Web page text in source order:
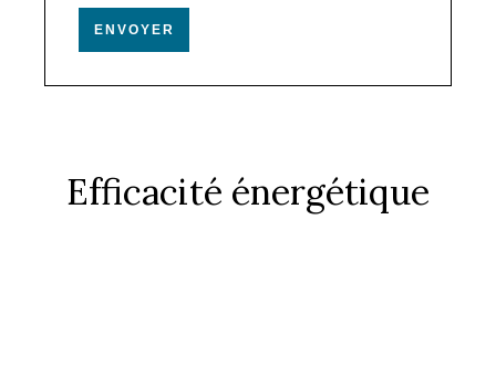
ENVOYER
Efficacité énergétique